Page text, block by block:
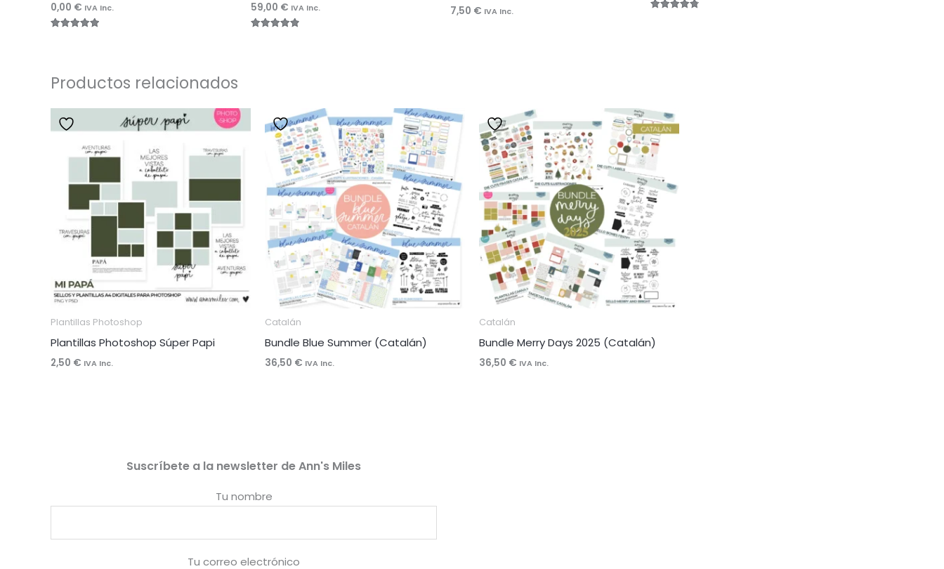
0,00 € IVA Inc. 59,00 € IVA Inc. 7,50 € IVA Inc.
Productos relacionados
Plantillas Photoshop
Plantillas Photoshop Súper Papi
2,50 € IVA Inc.
Catalán
Bundle Blue Summer (Catalán)
36,50 € IVA Inc.
Catalán
Bundle Merry Days 2025 (Catalán)
36,50 € IVA Inc.
Suscríbete a la newsletter de Ann's Miles
Tu nombre
Tu correo electrónico